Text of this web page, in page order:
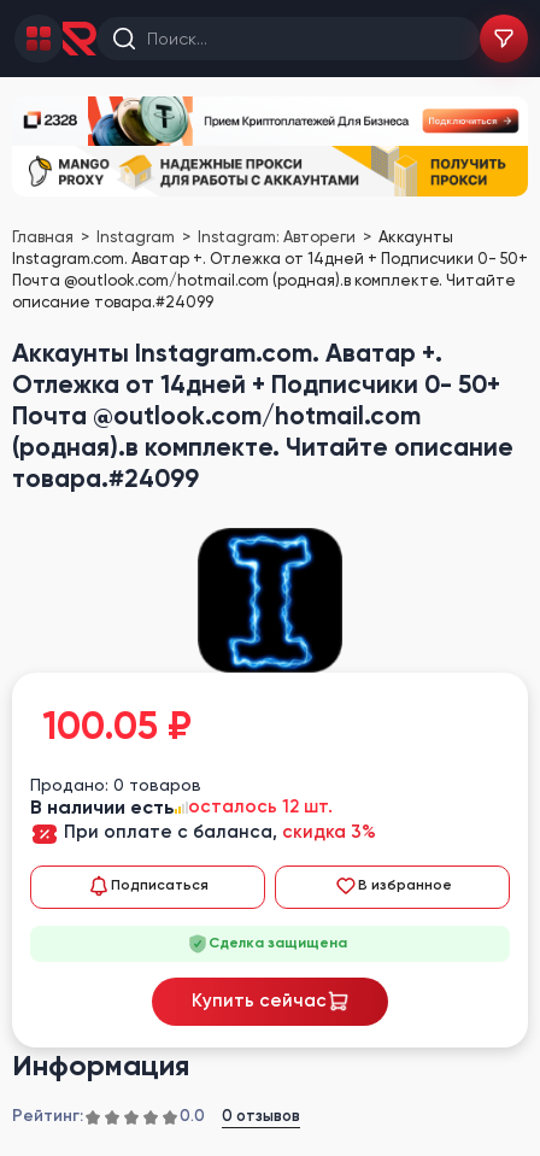
Главная Instagram Instagram: Автореги
Аккаунты
Instagram.com. Аватар +. Отлежка от 14дней + Подписчики 0- 50+
Почта @outlook.com/hotmail.com (родная).в комплекте. Читайте
описание товара.#24099
Аккаунты Instagram.com. Аватар +.
Отлежка от 14дней + Подписчики 0- 50+
Почта @outlook.com/hotmail.com
(родная).в комплекте. Читайте описание
товара.#24099
Информация
Рейтинг: 0.0 0 отзывов
100.05 ₽
Продано: 0 товаров
В наличии есть
осталось 12 шт.
При оплате с баланса, скидка 3%
Подписаться В избранное
Сделка защищена
Купить сейчас